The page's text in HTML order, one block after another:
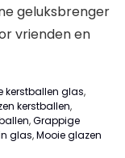
geluksbrenger
vrienden en
kerstballen glas,
kerstballen,
,Grappige
glas,Mooie glazen